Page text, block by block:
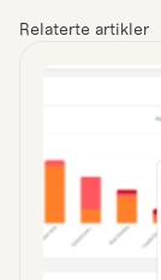
Relaterte artikler